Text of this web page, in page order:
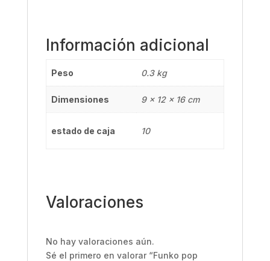
Información adicional
Peso 0.3 kg
Dimensiones 9 × 12 × 16 cm
estado de caja 10
Valoraciones
No hay valoraciones aún.
Sé el primero en valorar “Funko pop